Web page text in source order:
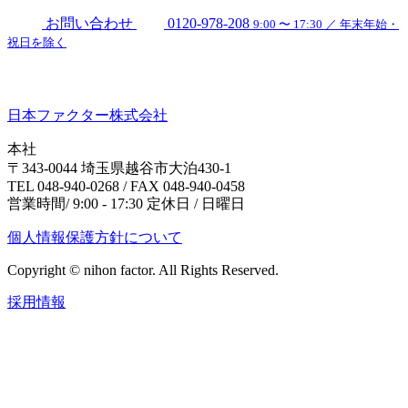
お問い合わせ 0120-978-208 9:00 〜 17:30 ／ 年末年始・
祝日を除く
日本ファクター株式会社
本社
〒343-0044 埼玉県越谷市大泊430-1
TEL 048-940-0268 / FAX 048-940-0458
営業時間/ 9:00 - 17:30 定休日 / 日曜日
個人情報保護方針について
Copyright © nihon factor. All Rights Reserved.
採用情報